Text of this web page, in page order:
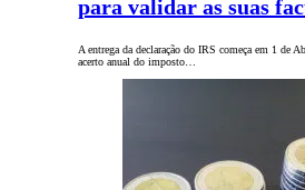
para validar as suas
A entrega da declaração do IRS começa em 1 de
acerto anual do imposto…